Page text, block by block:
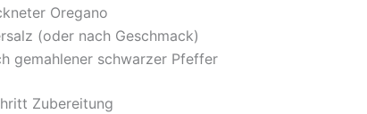
Oregano
(oder nach Geschmack)
gemahlener schwarzer Pfeffer
Zubereitung